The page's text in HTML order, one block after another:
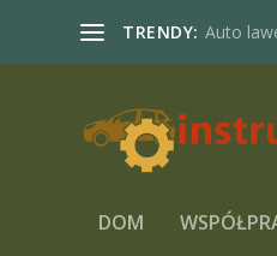
TRENDY: Auto
DOM